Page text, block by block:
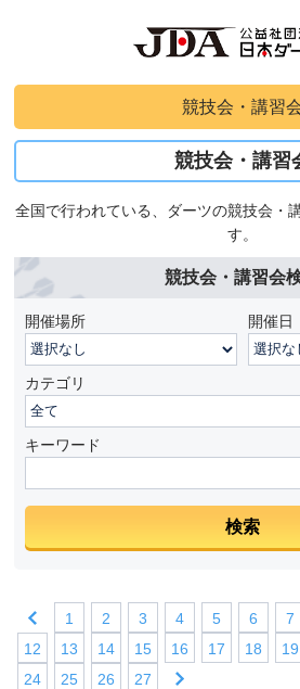
競技会・講習
競技会・講習
全国で行われている、ダーツの競技会・
す。
競技会・講習会
開催場所 開催日
カテゴリ
キーワード
1 2 3 4 5 6 7
12
13 14 15 16 17 18 19
24
25 26 27